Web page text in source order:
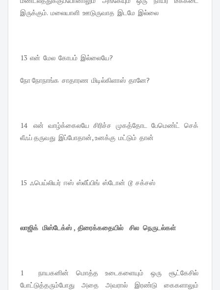
இருக்கும். மலையாளி ஊடுருவாத இடமே இல்லை
13 என் மேல கோபம் இல்லையே?
நோ நோநாங்க சாதாரண மிடில்கிளாஸ் தானே?
14 என் வாழ்க்கைலயே சிரிச்ச முகத்தோட பேமெண்ட் செக்
லீஃப் தருவது இப்போதான், உனக்கு மட்டும் தான்
15 ஃபெய்லியர் ஈஸ் ஸ்லீப்பிங் ஸ்டோன் டூ சக்சஸ்
லாஜிக் மிஸ்டேக்ஸ் , திரைக்கதையில் சில நெருடல்கள்
1 நாயகனின் மொத்த உடைகளையும் ஒரு சூட்கேசில்
போட்டுத்தரும்போது அதை அவரால் இரண்டு கைகளாலும்